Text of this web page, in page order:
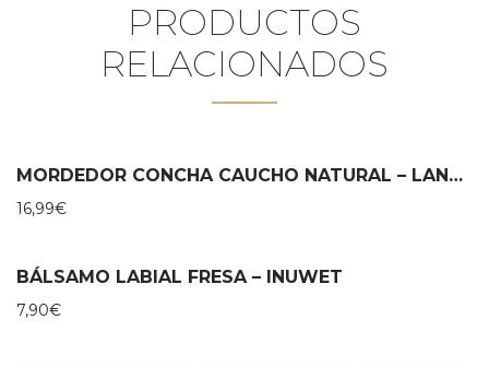
PRODUCTOS
RELACIONADOS
MORDEDOR CONCHA CAUCHO NATURAL – LANCO
16,99€
BÁLSAMO LABIAL FRESA – INUWET
7,90€